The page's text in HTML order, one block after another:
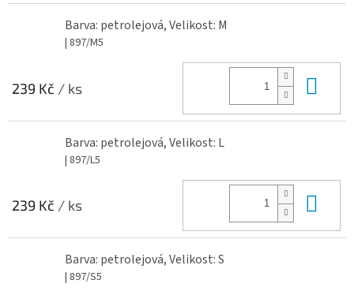
Barva: petrolejová, Velikost: M
| 897/M5
239 Kč / ks
Barva: petrolejová, Velikost: L
| 897/L5
239 Kč / ks
Barva: petrolejová, Velikost: S
| 897/S5